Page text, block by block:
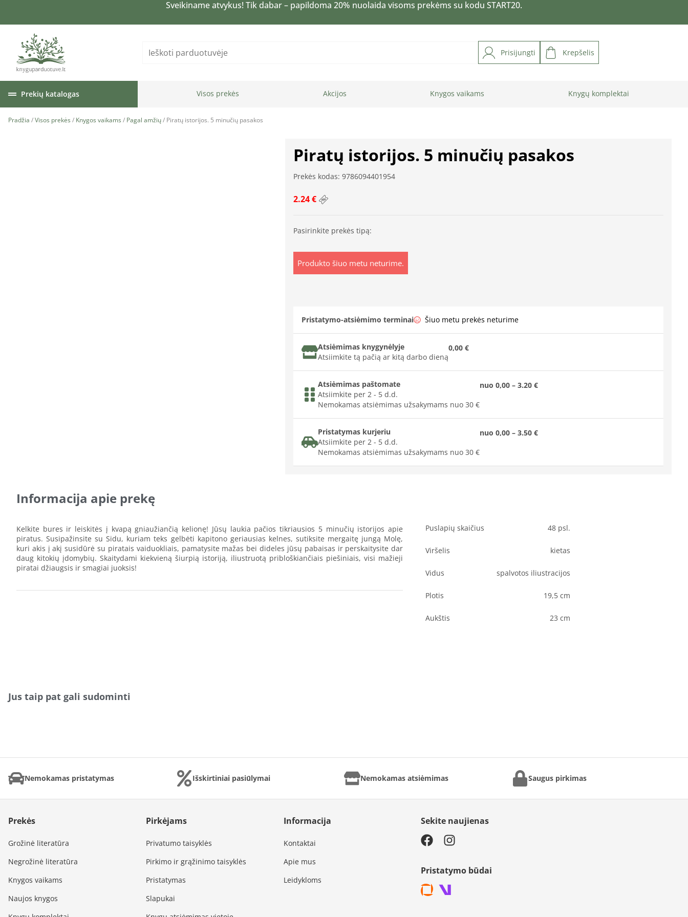
Sveikiname atvykus! Tik dabar – papildoma 20% nuolaida visoms prekėms su kodu START20.
Prisijungti Krepšelis
Prekių katalogas Visos prekės Akcijos Knygos vaikams Knygų komplektai
Pradžia /Visos prekės / Knygos vaikams / Pagal amžių/ Piratų istorijos. 5 minučių pasakos
Piratų istorijos. 5 minučių pasakos
Prekės kodas: 9786094401954
2.24 €
Pasirinkite prekės tipą:
Produkto šiuo metu neturime.
Pristatymo-atsiėmimo terminai Šiuo metu prekės neturime
Atsiėmimas knygynėlyje
Atsiimkite tą pačią ar kitą darbo dieną
0,00 €
Atsiėmimas paštomate
Atsiimkite per 2 - 5 d.d.
Nemokamas atsiėmimas užsakymams nuo 30 €
nuo 0,00 – 3.20 €
Pristatymas kurjeriu
Atsiimkite per 2 - 5 d.d.
Nemokamas atsiėmimas užsakymams nuo 30 €
nuo 0,00 – 3.50 €
Informacija apie prekę
Kelkite bures ir leiskitės į kvapą gniaužiančią kelionę! Jūsų laukia pačios tikriausios 5 minučių istorijos apie
piratus. Susipažinsite su Sidu, kuriam teks gelbėti kapitono geriausias kelnes, sutiksite mergaitę jungą Molę,
kuri akis į akį susidūrė su piratais vaiduokliais, pamatysite mažas bei dideles jūsų pabaisas ir perskaitysite dar
daug kitokių įdomybių. Skaitydami kiekvieną šiurpią istoriją, iliustruotą pribloškiančiais piešiniais, visi mažieji
piratai džiaugsis ir smagiai juoksis!
Puslapių skaičius 48 psl.
Viršelis kietas
Vidus spalvotos iliustracijos
Plotis 19,5 cm
Aukštis 23 cm
Jus taip pat gali sudominti
Nemokamas pristatymas Išskirtiniai pasiūlymai Nemokamas atsiėmimas Saugus pirkimas
Prekės
Grožinė literatūra
Negrožinė literatūra
Knygos vaikams
Naujos knygos
Pirkėjams
Privatumo taisyklės
Pirkimo ir grąžinimo taisyklės
Pristatymas
Slapukai
Informacija
Kontaktai
Apie mus
Leidykloms
Sekite naujienas
Pristatymo būdai